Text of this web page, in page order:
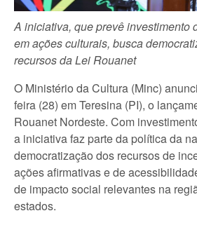
A iniciativa, que prevê investimento
em ações culturais, busca
recursos da Lei Rouanet
O Ministério da Cultura (Minc)
feira (28) em Teresina (PI), o
Rouanet Nordeste. Com
a iniciativa faz parte da política da
democratização dos recursos de
ações afirmativas e de
de impacto social relevantes na
estados.